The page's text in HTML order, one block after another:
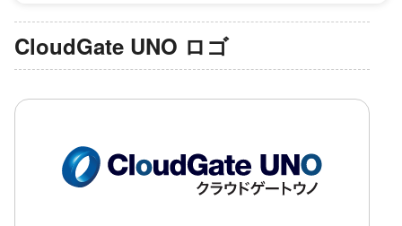
CloudGate UNO ロゴ